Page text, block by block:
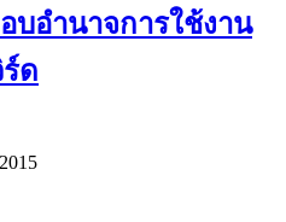
อำนาจการใช้งาน
ด